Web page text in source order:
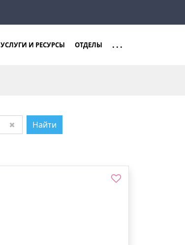
Найти
Найти
УСЛУГИ И РЕСУРСЫ ОТДЕЛЫ ...